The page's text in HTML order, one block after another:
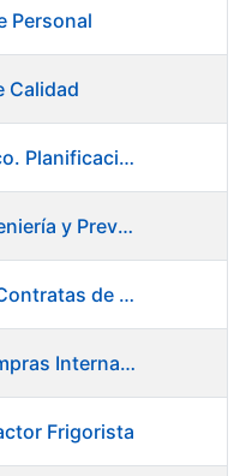
Personal
Calidad
OE 35/24 - Gestor Logístico. Planificación, Logística y Almacenes
OE 48/24 - Técnico de Ingeniería y Prevención de Mantenimiento
OE 04/25 - Supervisor de Contratas de Climatización. Fábrica Papel
OE 39/24 - Técnico de Compras Internacional
Frigorista